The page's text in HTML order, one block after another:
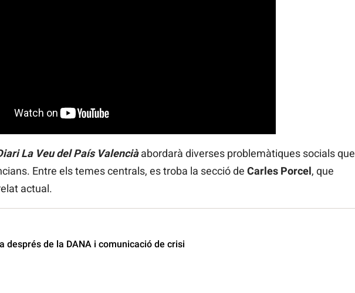
La Veu del País Valenciàabordarà diverses problemàtiques socials que
Entre els temes centrals, es troba la secció de Carles Porcel, que
actual.
després de la DANA i comunicació de crisi